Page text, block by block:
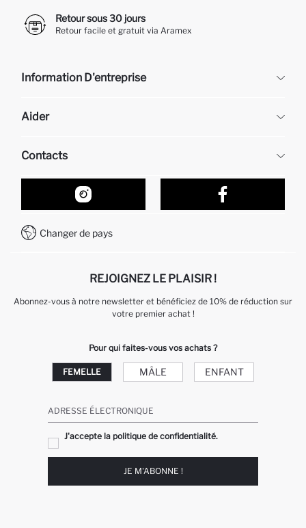
Retour sous 30 jours
Retour facile et gratuit via Aramex
Information D'entreprise
À propos de nous
Aider
Retour et changement
Suivi de la Commande
Comment acheter sur DeFacto ?
Comment payer sur DeFacto?
Contacts
Nos Magasins
Formulaire de contact
Service Client +212 525 076 633
Changer de pays
REJOIGNEZ LE PLAISIR !
Abonnez-vous à notre newsletter et bénéficiez de 10% de réduction sur
votre premier achat !
Pour qui faites-vous vos achats ?
FEMELLE MÂLE ENFANT
ADRESSE ÉLECTRONIQUE
J'accepte la politique de confidentialité.
JE M'ABONNE !